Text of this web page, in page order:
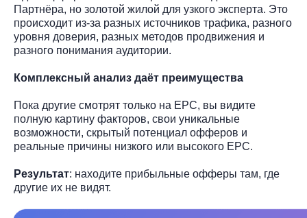
Партнёра, но золотой жилой для узкого эксперта. Это
происходит из-за разных источников трафика, разного
уровня доверия, разных методов продвижения и
разного понимания аудитории.
Комплексный анализ даёт преимущества
Пока другие смотрят только на EPC, вы видите
полную картину факторов, свои уникальные
возможности, скрытый потенциал офферов и
реальные причины низкого или высокого EPC.
Результат: находите прибыльные офферы там, где
другие их не видят.